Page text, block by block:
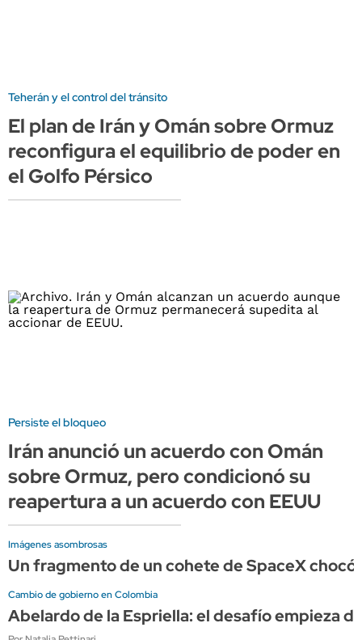
Teherán y el control del tránsito
El plan de Irán y Omán sobre Ormuz
reconfigura el equilibrio de poder en
el Golfo Pérsico
Persiste el bloqueo
Irán anunció un acuerdo con Omán
sobre Ormuz, pero condicionó su
reapertura a un acuerdo con EEUU
Imágenes asombrosas
Un fragmento de un cohete de SpaceX
Cambio de gobierno en Colombia
Abelardo de la Espriella: el desafío empieza